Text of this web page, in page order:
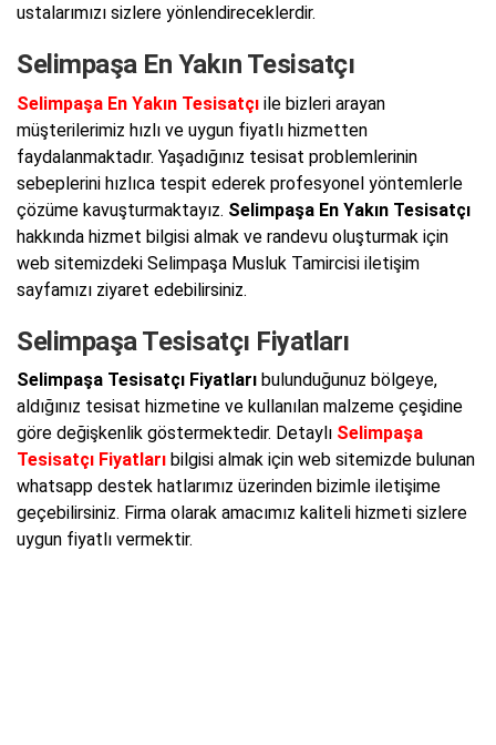
ustalarımızı sizlere yönlendireceklerdir.
Selimpaşa En Yakın Tesisatçı
Selimpaşa En Yakın Tesisatçı ile bizleri arayan
müşterilerimiz hızlı ve uygun fiyatlı hizmetten
faydalanmaktadır. Yaşadığınız tesisat problemlerinin
sebeplerini hızlıca tespit ederek profesyonel yöntemlerle
çözüme kavuşturmaktayız. Selimpaşa En Yakın Tesisatçı
hakkında hizmet bilgisi almak ve randevu oluşturmak için
web sitemizdeki Selimpaşa Musluk Tamircisi iletişim
sayfamızı ziyaret edebilirsiniz.
Selimpaşa Tesisatçı Fiyatları
Selimpaşa Tesisatçı Fiyatları bulunduğunuz bölgeye,
aldığınız tesisat hizmetine ve kullanılan malzeme çeşidine
göre değişkenlik göstermektedir. Detaylı Selimpaşa
Tesisatçı Fiyatları bilgisi almak için web sitemizde bulunan
whatsapp destek hatlarımız üzerinden bizimle iletişime
geçebilirsiniz. Firma olarak amacımız kaliteli hizmeti sizlere
uygun fiyatlı vermektir.